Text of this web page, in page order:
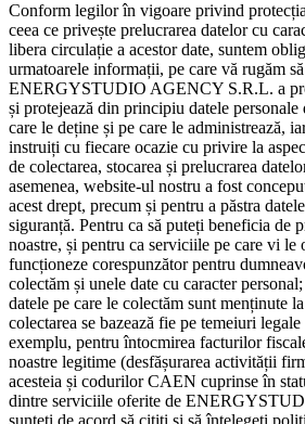
Conform legilor în vigoare privind
ceea ce privește prelucrarea datelor cu
libera circulație a acestor date, suntem
urmatoarele informații, pe care vă rugăm
ENERGYSTUDIO AGENCY S.R.L. a
și protejează din principiu datele personale
care le deține și pe care le administrează,
instruiți cu fiecare ocazie cu privire la
de colectarea, stocarea și prelucrarea
asemenea, website-ul nostru a fost
acest drept, precum și pentru a păstra
siguranță. Pentru ca să puteți beneficia de
noastre, și pentru ca serviciile pe care vi
funcționeze corespunzător pentru
colectăm și unele date cu caracter
datele pe care le colectăm sunt menținute
colectarea se bazează fie pe temeiuri
exemplu, pentru întocmirea facturilor
noastre legitime (desfășurarea activității
acesteia și codurilor CAEN cuprinse în
dintre serviciile oferite de